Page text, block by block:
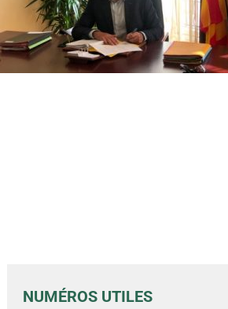
NUMÉROS UTILES